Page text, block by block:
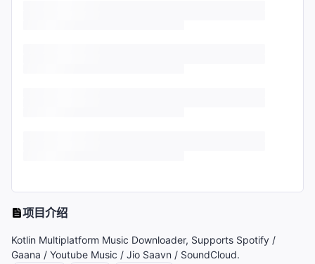
项目介绍
Kotlin Multiplatform Music Downloader, Supports Spotify /
Gaana / Youtube Music / Jio Saavn / SoundCloud.